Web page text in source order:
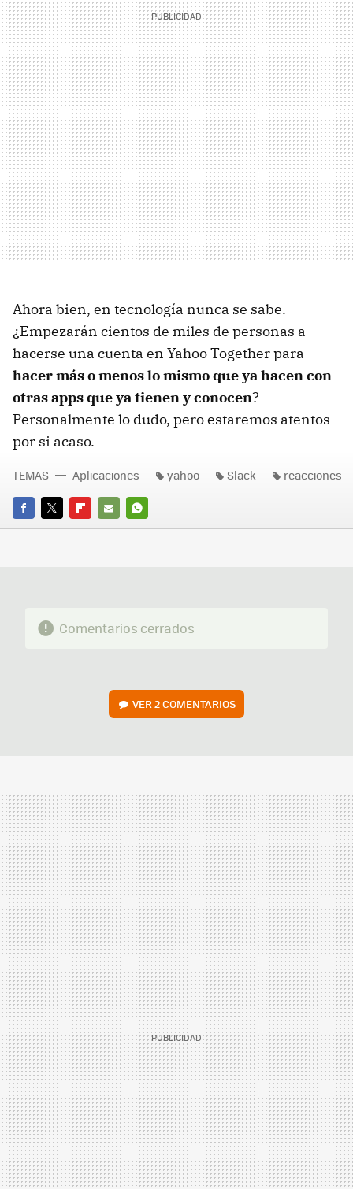
Ahora bien, en tecnología nunca se sabe.
¿Empezarán cientos de miles de personas a
hacerse una cuenta en Yahoo Together para
hacer más o menos lo mismo que ya hacen con
otras apps que ya tienen y conocen?
Personalmente lo dudo, pero estaremos atentos
por si acaso.
FACEBOOK
TWITTERFLIPBOARD
E-
WHATSAPP
TEMAS Aplicaciones yahoo Slack reacciones
Comentarios cerrados
VER2 COMENTARIOS